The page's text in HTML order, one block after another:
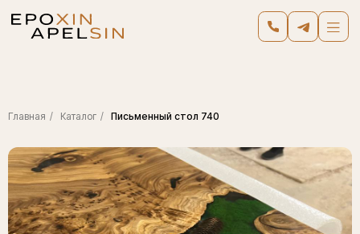
Главная / Каталог / Письменный стол 740